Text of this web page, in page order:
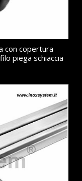
con copertura
piega schiaccia